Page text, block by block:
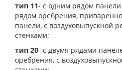
тип 11- с одним рядом
рядом оребрения,
панели, с воздуховыпускной
стенками;
тип 20- с двумя рядами
оребрения, с